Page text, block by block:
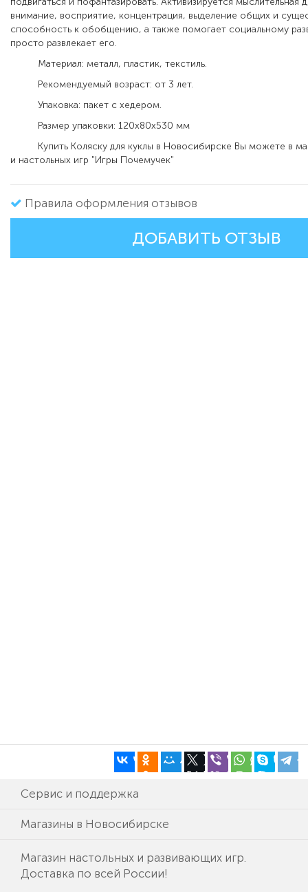
внимание, восприятие, концентрация, выделение общих и
способность к обобщению, а также помогает социальному
просто развлекает его.
Материал: металл, пластик, текстиль.
Рекомендуемый возраст: от 3 лет.
Упаковка: пакет с хедером.
Размер упаковки: 120х80х530 мм
Купить Коляску для куклы в Новосибирске Вы можете в
и настольных игр "Игры Почемучек"
Правила оформления отзывов
ДОБАВИТЬ ОТЗЫВ
Сервис и поддержка
Магазины в Новосибирске
Магазин настольных и развивающих игр.
Доставка по всей России!